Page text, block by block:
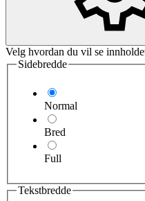
Velg hvordan du vil se
Sidebredde
Normal
Bred
Full
Tekstbredde